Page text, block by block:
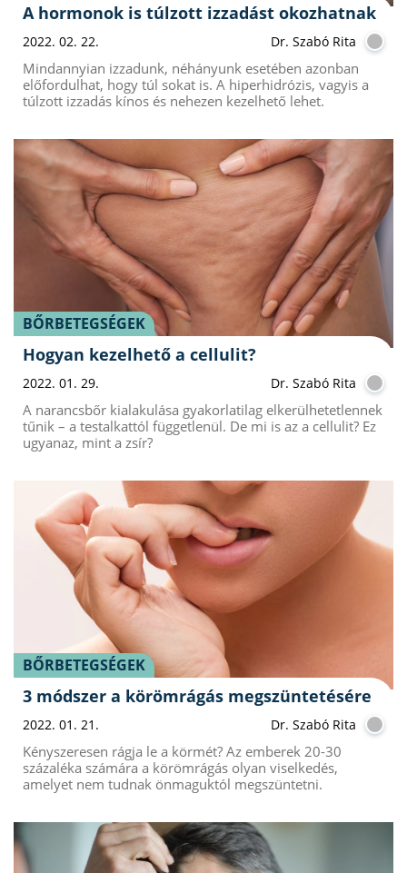
A hormonok is túlzott izzadást okozhatnak
2022. 02. 22. Dr. Szabó Rita
Mindannyian izzadunk, néhányunk esetében azonban
előfordulhat, hogy túl sokat is. A hiperhidrózis, vagyis a
túlzott izzadás kínos és nehezen kezelhető lehet.
BŐRBETEGSÉGEK
Hogyan kezelhető a cellulit?
2022. 01. 29. Dr. Szabó Rita
A narancsbőr kialakulása gyakorlatilag elkerülhetetlennek
tűnik – a testalkattól függetlenül. De mi is az a cellulit? Ez
ugyanaz, mint a zsír?
BŐRBETEGSÉGEK
3 módszer a körömrágás megszüntetésére
2022. 01. 21. Dr. Szabó Rita
Kényszeresen rágja le a körmét? Az emberek 20-30
százaléka számára a körömrágás olyan viselkedés,
amelyet nem tudnak önmaguktól megszüntetni.